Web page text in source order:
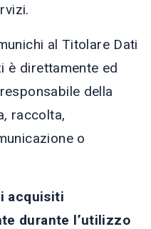
al Titolare Dati
è direttamente ed
della
raccolta,
o
acquisiti
durante l’utilizzo